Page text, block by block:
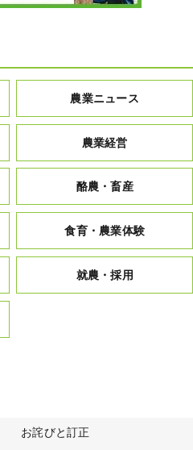
農業ニュース
農業経営
酪農・畜産
食育・農業体験
就農・採用
お詫びと訂正